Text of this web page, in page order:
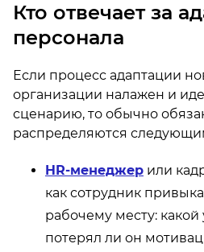
Кто отвечает за
персонала
Если процесс адаптации
организации налажен и
сценарию, то обычно
распределяются
HR-менеджер или
как сотрудник
рабочему месту: какой
потерял ли он